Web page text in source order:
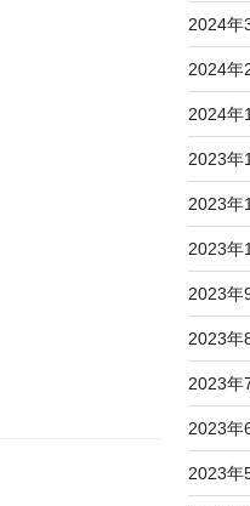
2024年
2024年
2024年
2023年
2023年
2023年
2023年
2023年
2023年
2023年
2023年